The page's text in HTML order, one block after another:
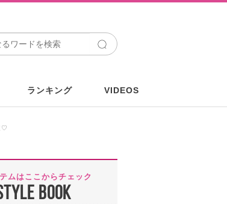
ランキング VIDEOS
♡
ムはここからチェック
BOOK